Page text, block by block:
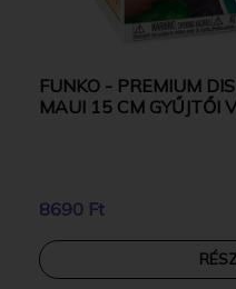
FUNKO - PREMIUM
MAUI 15 CM GYŰJTŐI
8690 Ft